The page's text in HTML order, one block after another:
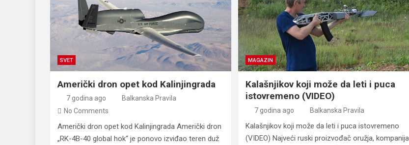
SVET
Američki dron opet kod Kalinjingrada
7 godina ago
Balkanska Pravila
No Comments
Američki dron opet kod Kalinjingrada Američki dron
„RK-4B-40 global hok“ je ponovo izviđao teren duž
MAGAZIN
Kalašnjikov koji može da leti i puca
istovremeno (VIDEO)
7 godina ago Balkanska Pravila
Kalašnjikov koji može da leti i puca istovremeno
(VIDEO) Najveći ruski proizvođač oružja, kompanija